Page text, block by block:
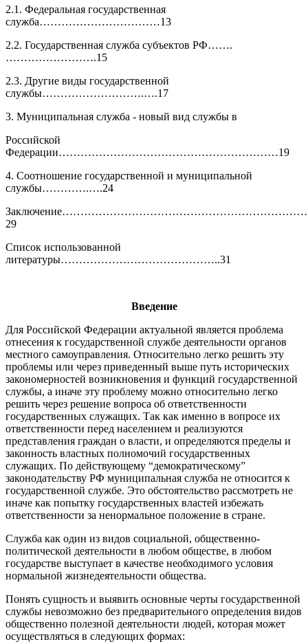
2.1. Федеральная государственная
служба……………………………13
2.2. Государственная служба субъектов РФ…….
…………………….15
2.3. Другие виды государственной
службы……………………….….17
3. Муниципальная служба - новый вид службы в
Российской
Федерации……………………………………………………19
4. Соотношение государственной и муниципальной
службы………….….24
29
Список использованной
литературы……………………………………..31
Введение
Для Российской Федерации актуальной является проблема
отнесения к государственной службе деятельности органов
местного самоуправления. Относительно легко решить эту
проблемы или через приведенный выше путь исторических
закономерностей возникновения и функций государственной
службы, а иначе эту проблему можно относительно легко
решить через решение вопроса об ответственности
государственных служащих. Так как именно в вопросе их
ответственности перед населением и реализуются
представления граждан о власти, и определяются пределы и
законность властных полномочий государственных
служащих. По действующему “демократическому”
законодательству РФ муниципальная служба не относится к
государственной службе. Это обстоятельство рассмотреть не
иначе как попытку государственных властей избежать
ответственности за ненормальное положение в стране.
Служба как один из видов социальной, общественно-
политической деятельности в любом обществе, в любом
государстве выступает в качестве необходимого условия
нормальной жизнедеятельности общества.
Понять сущность и выявить основные черты государственной
службы невозможно без предварительного определения видов
общественно полезной деятельности людей, которая может
осу­ществляться в следующих формах: